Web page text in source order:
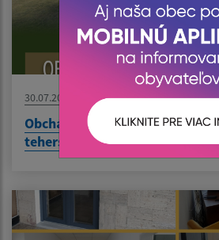
30.07.2026
Obchádzka pre nákladnú
teherszállítas részére